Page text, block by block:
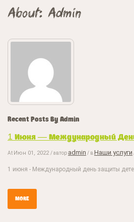
About: Admin
Recent Posts By Admin
1 Июня — Международный
At Июн 01, 2022 / автор admin / вНаши услуги
1 июня - Международный день защиты
MORE